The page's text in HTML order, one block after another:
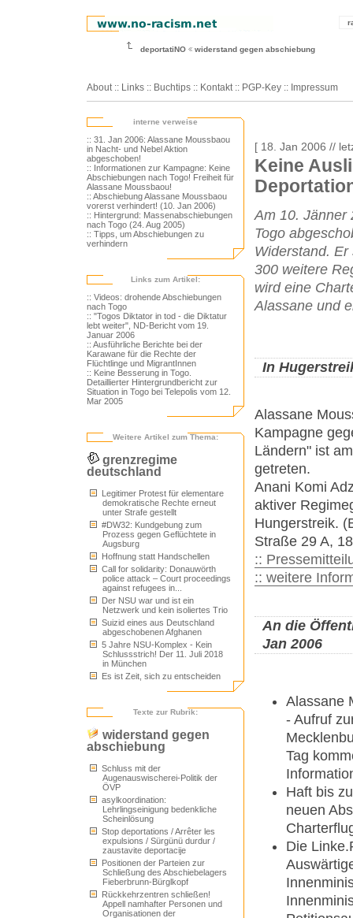
deportatiNO widerstand gegen abschiebung
About :: Links :: Buchtips :: Kontakt :: PGP-Key :: Impressum
interne verweise
:: 31. Jan 2006: Alassane Moussbaou
in Nacht- und Nebel Aktion
abgeschoben!
:: Informationen zur Kampagne: Keine
Abschiebungen nach Togo! Freiheit für
Alassane Moussbaou!
:: Abschiebung Alassane Moussbaou
vorerst verhindert! (10. Jan 2006)
:: Hintergrund: Massenabschiebungen
nach Togo (24. Aug 2005)
:: Tipps, um Abschiebungen zu
verhindern
Links zum Artikel:
:: Videos: drohende Abschiebungen
nach Togo
:: "Togos Diktator in tod - die Diktatur
lebt weiter", ND-Bericht vom 19.
Januar 2006
:: Ausführliche Berichte bei der
Karawane für die Rechte der
Flüchtlinge und MigrantInnen
:: Keine Besserung in Togo.
Detaillierter Hintergrundbericht zur
Situation in Togo bei Telepolis vom 12.
Mar 2005
Weitere Artikel zum Thema:
grenzregime
deutschland
Legitimer Protest für elementare
demokratische Rechte erneut
unter Strafe gestellt
#DW32: Kundgebung zum
Prozess gegen Geflüchtete in
Augsburg
Hoffnung statt Handschellen
Call for solidarity: Donauwörth
police attack – Court proceedings
against refugees in...
Der NSU war und ist ein
Netzwerk und kein isoliertes Trio
Suizid eines aus Deutschland
abgeschobenen Afghanen
5 Jahre NSU-Komplex - Kein
Schlussstrich! Der 11. Juli 2018
in München
Es ist Zeit, sich zu entscheiden
Texte zur Rubrik:
widerstand gegen
abschiebung
Schluss mit der
Augenauswischerei-Politik der
ÖVP
asylkoordination:
Lehrlingseinigung bedenkliche
Scheinlösung
Stop deportations / Arrêter les
expulsions / Sürgünü durdur /
zaustavite deportacije
Positionen der Parteien zur
Schließung des Abschiebelagers
Fieberbrunn-Bürglkopf
Rückkehrzentren schließen!
Appell namhafter Personen und
Organisationen der
[ 18. Jan 2006 //
Keine
Am 10. Jänner
Togo
Widerstand.
300 weitere
wird eine
Alassane und
In
Alassane
Kampagne
Ländern" ist
getreten.
Anani Komi
aktiver
Hungerstreik.
Straße 29 A,
::
:: weitere
An die
Jan 2006
Alassane
- Aufruf
Tag
Haft bis
neuen
Die